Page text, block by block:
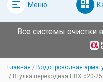
Меню
Все системы очистки
Главная
Водопроводная
Втулка переходная ПВХ d20-25